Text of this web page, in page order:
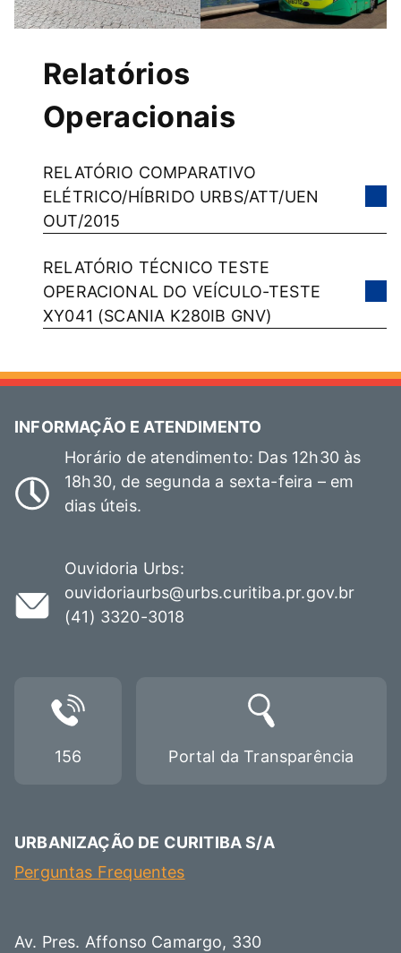
Relatórios
Operacionais
RELATÓRIO COMPARATIVO
ELÉTRICO/HÍBRIDO URBS/ATT/UEN
OUT/2015
RELATÓRIO TÉCNICO TESTE
OPERACIONAL DO VEÍCULO-TESTE
XY041 (SCANIA K280IB GNV)
INFORMAÇÃO E ATENDIMENTO
Horário de atendimento: Das 12h30 às
18h30, de segunda a sexta-feira – em
dias úteis.
Ouvidoria Urbs:
ouvidoriaurbs@urbs.curitiba.pr.gov.br
(41) 3320-3018
156 Portal da Transparência
URBANIZAÇÃO DE CURITIBA S/A
Perguntas Frequentes
Av. Pres. Affonso Camargo, 330